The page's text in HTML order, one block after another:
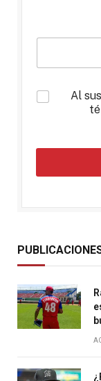
*
Al